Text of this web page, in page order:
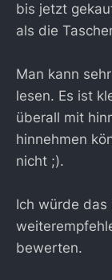
bis jetzt
als die
Man kann
lesen. Es ist
überall mit
hinnehmen
nicht ;).
Ich würde das
bewerten.